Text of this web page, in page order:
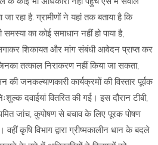
रहा है. ग्रामीणों ने यहां तक बताया है कि
का कोई समाधान नहीं हो पाया है,
शिकायत और मांग संबंधी आवेदन प्राप्त कर
तत्काल निराकरण नहीं किया जा सकता,
की जनकल्याणकारी कार्यक्रमों की विस्तार पूर्वक
दवाईयां वितरित की गई। इस दौरान टीबी,
जांच, कुपोषण से बचाव के लिए पूरक पोषण
कृषि विभाग द्वारा ग्रीष्मकालीन धान के बदले